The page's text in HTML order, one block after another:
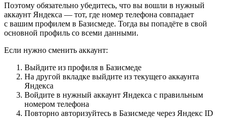
Поэтому обязательно убедитесь, что вы вошли в нужный
аккаунт Яндекса — тот, где номер телефона совпадает
с вашим профилем в Базисмеде. Тогда вы попадёте в свой
основной профиль со всеми данными.
Если нужно сменить аккаунт:
Выйдите из профиля в Базисмеде
На другой вкладке выйдите из текущего аккаунта
Яндекса
Войдите в нужный аккаунт Яндекса с правильным
номером телефона
Повторно авторизуйтесь в Базисмеде через Яндекс ID